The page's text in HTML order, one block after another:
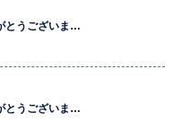
とうございま…
とうございま…